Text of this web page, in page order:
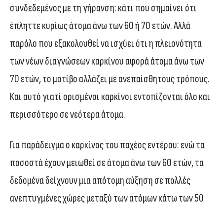
συνδεδεμένος με τη γήρανση: κάτι που σημαίνει ότι
έπληττε κυρίως άτομα άνω των 60 ή 70 ετών. Αλλά
παρόλο που εξακολουθεί να ισχύει ότι η πλειονότητα
των νέων διαγνώσεων καρκίνου αφορά άτομα άνω των
70 ετών, το μοτίβο αλλάζει με ανεπαίσθητους τρόπους.
Και αυτό γιατί ορισμένοι καρκίνοι εντοπίζονται όλο και
περισσότερο σε νεότερα άτομα.
Για παράδειγμα ο καρκίνος του παχέος εντέρου: ενώ τα
ποσοστά έχουν μειωθεί σε άτομα άνω των 60 ετών, τα
δεδομένα δείχνουν μια απότομη αύξηση σε πολλές
ανεπτυγμένες χώρες μεταξύ των ατόμων κάτω των 50